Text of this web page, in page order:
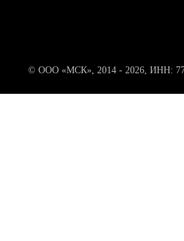
© ООО «МСК», 2014 - 2026, ИНН: